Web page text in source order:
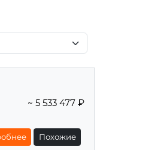
~ 5 533 477 ₽
Похожие